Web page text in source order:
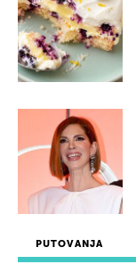
PUTOVANJA